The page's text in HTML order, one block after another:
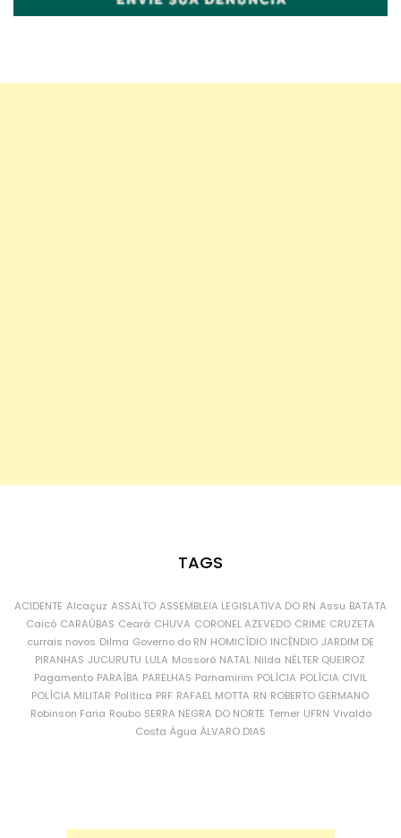
TAGS
ACIDENTE Alcaçuz ASSALTO ASSEMBLEIA LEGISLATIVA DO RN Assu BATATA
Caicó CARAÚBAS Ceará CHUVA CORONEL AZEVEDO CRIME CRUZETA
currais novos Dilma Governo do RN HOMICÍDIO INCÊNDIO JARDIM DE
PIRANHAS JUCURUTU LULA Mossoró NATAL Nilda NÉLTER QUEIROZ
Pagamento PARAÍBA PARELHAS Parnamirim POLÍCIA POLÍCIA CIVIL
POLÍCIA MILITAR Política PRF RAFAEL MOTTA RN ROBERTO GERMANO
Robinson Faria Roubo SERRA NEGRA DO NORTE Temer UFRN Vivaldo
Costa Água ÁLVARO DIAS